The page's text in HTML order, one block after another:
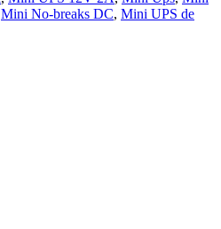
Mini No-breaks DC, Mini UPS de